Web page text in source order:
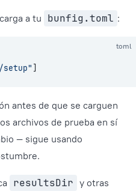
a tu bunfig.toml :
toml
]
antes de que se carguen
archivos de prueba en sí
— sigue usando
resultsDir y otras